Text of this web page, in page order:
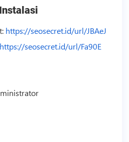
https://seosecret.id/url/JBAeJ
https://seosecret.id/url/Fa90E